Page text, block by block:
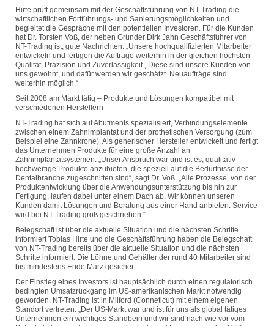
Hirte prüft gemeinsam mit der Geschäftsführung von NT-Trading die
wirtschaftlichen Fortführungs- und Sanierungsmöglichkeiten und
begleitet die Gespräche mit den potentiellen Investoren. Für die Kunden
hat Dr. Torsten Voß, der neben Gründer Dirk Jahn Geschäftsführer von
NT-Trading ist, gute Nachrichten: „Unsere hochqualifizierten Mitarbeiter
entwickeln und fertigen die Aufträge weiterhin in der gleichen höchsten
Qualität, Präzision und Zuverlässigkeit., Diese sind unsere Kunden von
uns gewohnt, und dafür werden wir geschätzt. Neuaufträge sind
weiterhin möglich.“
Seit 2008 am Markt tätig – Produkte und Lösungen kompatibel mit
verschiedenen Herstellern
NT-Trading hat sich auf Abutments spezialisiert, Verbindungselemente
zwischen einem Zahnimplantat und der prothetischen Versorgung (zum
Beispiel eine Zahnkrone). Als generischer Hersteller entwickelt und fertigt
das Unternehmen Produkte für eine große Anzahl an
Zahnimplantatsystemen. „Unser Anspruch war und ist es, qualitativ
hochwertige Produkte anzubieten, die speziell auf die Bedürfnisse der
Dentalbranche zugeschnitten sind“, sagt Dr. Voß. „Alle Prozesse, von der
Produktentwicklung über die Anwendungsunterstützung bis hin zur
Fertigung, laufen dabei unter einem Dach ab. Wir können unseren
Kunden damit Lösungen und Beratung aus einer Hand anbieten. Service
wird bei NT-Trading groß geschrieben.“
Belegschaft ist über die aktuelle Situation und die nächsten Schritte
informiert Tobias Hirte und die Geschäftsführung haben die Belegschaft
von NT-Trading bereits über die aktuelle Situation und die nächsten
Schritte informiert. Die Löhne und Gehälter der rund 40 Mitarbeiter sind
bis mindestens Ende März gesichert.
Der Einstieg eines Investors ist hauptsächlich durch einen regulatorisch
bedingten Umsatzrückgang im US-amerikanischen Markt notwendig
geworden. NT-Trading ist in Milford (Conneticut) mit einem eigenen
Standort vertreten. „Der US-Markt war und ist für uns als global tätiges
Unternehmen ein wichtiges Standbein und wir sind nach wie vor vom